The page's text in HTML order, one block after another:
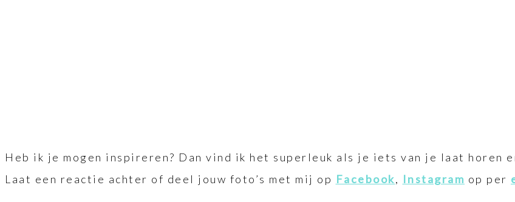
Heb ik je mogen inspireren? Dan vind ik het superleuk als je iets van je laat horen
Laat een reactie achter of deel jouw foto’s met mij op Facebook, Instagram op per